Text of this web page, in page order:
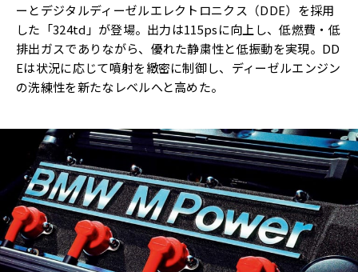
ーとデジタルディーゼルエレクトロニクス（DDE）を採用
した「324td」が登場。出力は115psに向上し、低燃費・低
排出ガスでありながら、優れた静粛性と低振動を実現。DD
Eは状況に応じて噴射を緻密に制御し、ディーゼルエンジン
の洗練性を新たなレベルへと高めた。